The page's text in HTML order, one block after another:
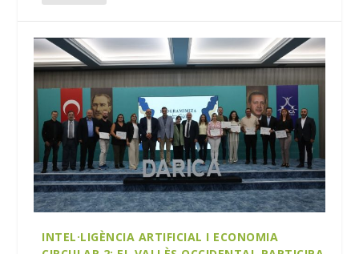
INTEL·LIGÈNCIA ARTIFICIAL I ECONOMIA